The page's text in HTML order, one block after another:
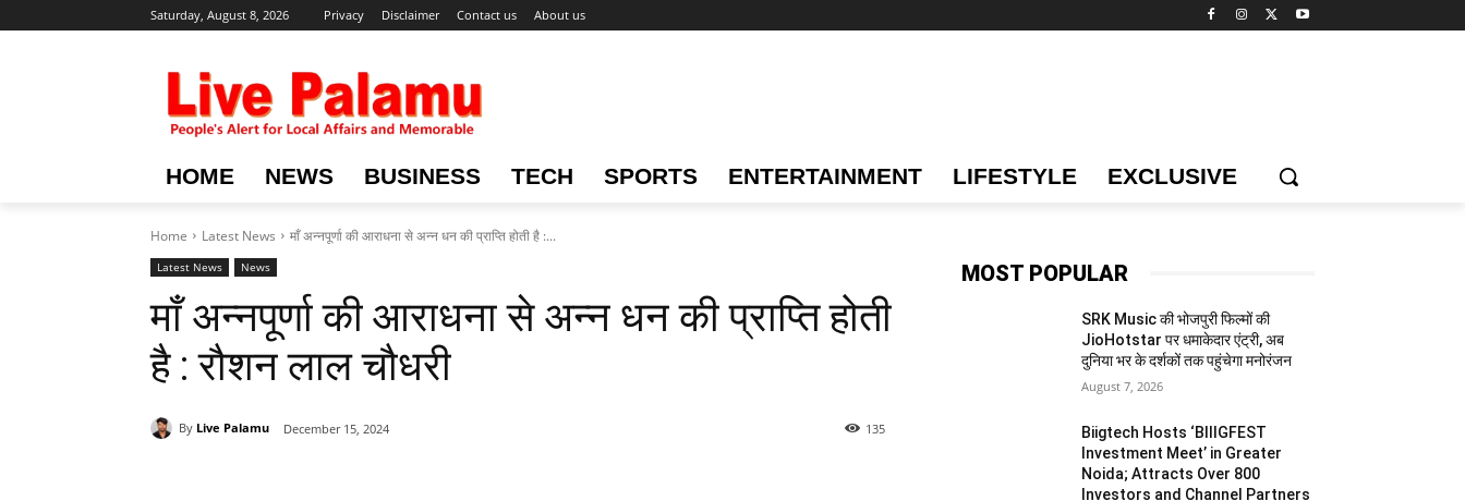
Saturday, August 8, 2026 Privacy Disclaimer Contact us About us
HOME NEWS BUSINESS TECH SPORTS ENTERTAINMENT LIFESTYLE EXCLUSIVE
Home Latest News माँ अन्नपूर्णा की आराधना से अन्न धन की प्राप्ति होती है :...
Latest News News
माँ अन्नपूर्णा की आराधना से अन्न धन की प्राप्ति होती
है : रौशन लाल चौधरी
By Live Palamu December 15, 2024 135
MOST POPULAR
SRK Music की भोजपुरी फिल्मों की
JioHotstar पर धमाकेदार एंट्री, अब
दुनिया भर के दर्शकों तक पहुंचेगा मनोरंजन
August 7, 2026
Biigtech Hosts ‘BIIIGFEST
Investment Meet’ in Greater
Noida; Attracts Over 800
Investors and Channel Partners